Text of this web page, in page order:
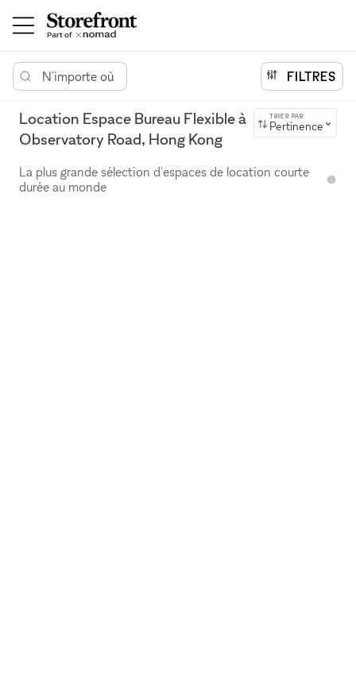
N'importe où FILTRES
Location Espace Bureau Flexible à
Observatory Road, Hong Kong
TRIER PAR
Pertinence
La plus grande sélection d'espaces de location courte
durée au monde